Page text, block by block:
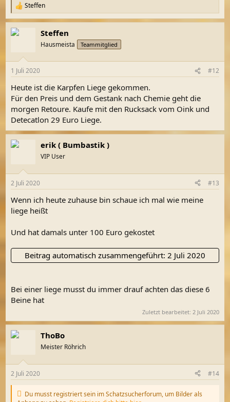
R
e
a
k
e
:
Steffen
Steffen
Hausmeista Teammitglied
1 Juli 2020 #12
Heute ist die Karpfen Liege gekommen.
Für den Preis und dem Gestank nach Chemie geht die
morgen Retoure. Kaufe mit den Rucksack vom Oink und
Detecatlon 29 Euro Liege.
erik ( Bumbastik )
VIP User
2 Juli 2020 #13
Wenn ich heute zuhause bin schaue ich mal wie meine
liege heißt
Und hat damals unter 100 Euro gekostet
Beitrag automatisch zusammengeführt: 2 Juli 2020
Bei einer liege musst du immer drauf achten das diese 6
Beine hat
Zuletzt bearbeitet: 2 Juli 2020
ThoBo
Meister Röhrich
2 Juli 2020 #14
Du musst registriert sein im Schatzsucherforum, um Bilder als